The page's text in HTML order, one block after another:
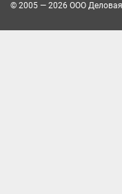
© 2005 — 2026 ООО Деловая